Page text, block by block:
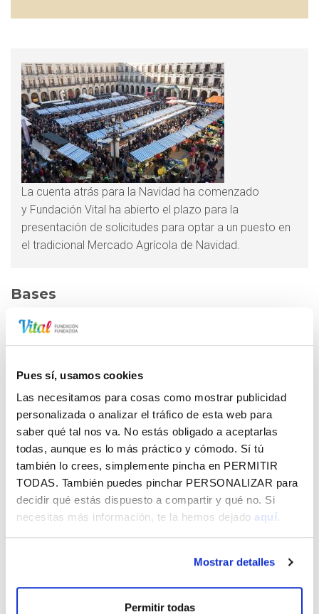
Pues sí, usamos cookies
Las necesitamos para cosas como mostrar publicidad
personalizada o analizar el tráfico de esta web para
saber qué tal nos va. No estás obligado a aceptarlas
todas, aunque es lo más práctico y cómodo. Sí tú
también lo crees, simplemente pincha en PERMITIR
TODAS. También puedes pinchar PERSONALIZAR para
decidir qué estás dispuesto a compartir y qué no. Si
necesitas más información, te la hemos dejado aquí.
Mostrar detalles
Permitir todas
La cuenta atrás para la Navidad ha comenzado
y Fundación Vital ha abierto el plazo para la
presentación de solicitudes para optar a un puesto en
el tradicional Mercado Agrícola de Navidad.
Bases
Consulte las
*Podrá descargar laMEMORIA
apartado "documentación" en esta misma página.
Solicitud
La solicitud se podrá realizar del 3 de noviembre a las
08:30 hasta el 11 de noviembre de 2025 a las 23:59.
Documentación
Declaración responsable